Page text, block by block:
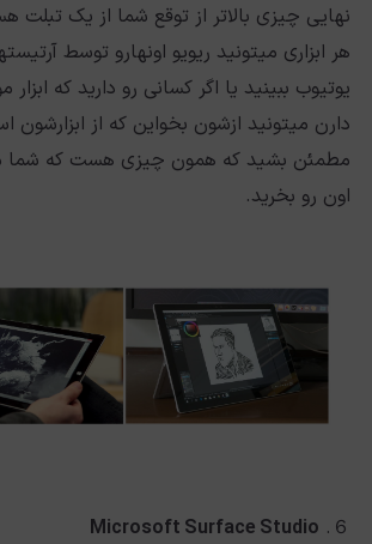
نهایی چیزی بالاتر از توقع شما از یک تبلت
هر ابزاری میتونید ریویو اونهارو توسط
یوتیوب ببینید یا اگر کسانی رو دارید که ابزار
دارن میتونید ازشون بخواین که از ابزارشون
مطمئن بشید که همون چیزی هست که شما
اون رو بخرید.
６.
Microsoft Surface Studio